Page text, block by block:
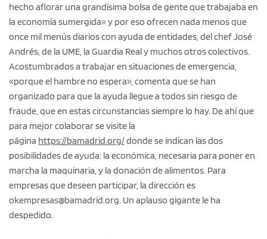
hecho aflorar una grandísima bolsa de gente que trabajaba en
la economía sumergida» y por eso ofrecen nada menos que
once mil menús diarios con ayuda de entidades, del chef José
Andrés, de la UME, la Guardia Real y muchos otros colectivos.
Acostumbrados a trabajar en situaciones de emergencia,
«porque el hambre no espera», comenta que se han
organizado para que la ayuda llegue a todos sin riesgo de
fraude, que en estas circunstancias siempre lo hay. De ahí que
para mejor colaborar se visite la
página https://bamadrid.org/donde se indican las dos
posibilidades de ayuda: la económica, necesaria para poner en
marcha la maquinaria, y la donación de alimentos. Para
empresas que deseen participar, la dirección es
okempresas@bamadrid.org. Un aplauso gigante le ha
despedido.